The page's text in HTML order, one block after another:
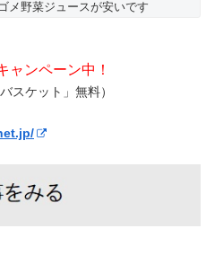
メ野菜ジュースが安いです
ンペーン中！
スケット」無料）